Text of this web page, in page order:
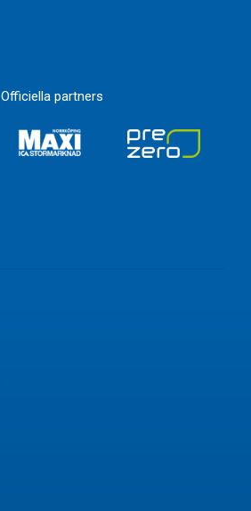
Officiella partners